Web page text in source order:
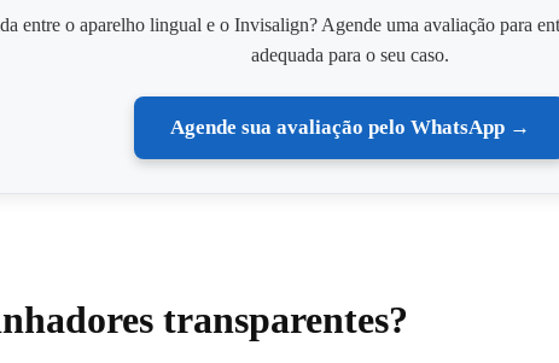
entre o aparelho lingual e o Invisalign? Agende uma avaliação para
adequada para o seu caso.
Agende sua avaliação pelo WhatsApp →
transparentes?